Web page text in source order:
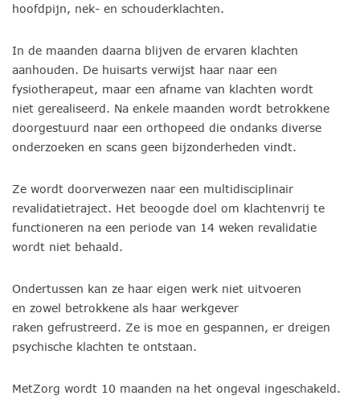
hoofdpijn, nek- en schouderklachten.
In de maanden daarna blijven de ervaren klachten
aanhouden. De huisarts verwijst haar naar een
fysiotherapeut, maar een afname van klachten wordt
niet gerealiseerd. Na enkele maanden wordt betrokkene
doorgestuurd naar een orthopeed die ondanks diverse
onderzoeken en scans geen bijzonderheden vindt.
Ze wordt doorverwezen naar een multidisciplinair
revalidatietraject. Het beoogde doel om klachtenvrij te
functioneren na een periode van 14 weken revalidatie
wordt niet behaald.
Ondertussen kan ze haar eigen werk niet uitvoeren
en zowel betrokkene als haar werkgever
raken gefrustreerd. Ze is moe en gespannen, er dreigen
psychische klachten te ontstaan.
MetZorg wordt 10 maanden na het ongeval ingeschakeld.